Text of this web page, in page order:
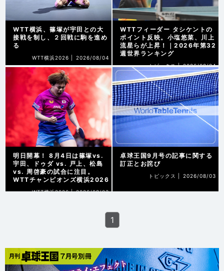
WTT横浜、篠塚が宇田との大
接戦を制し、２回戦に駒を進め
る
WTT横浜2026 | 2026/08/04
WTTフィーダー タシケントの
ポイント反映。小塩悠菜、川上
流星らが上昇！｜2026年第32
週世界ランキング
トピックス | 2026/08/04
明日開幕！ 8月4日は篠塚vs.
宇田、ドゥダ vs. 戸上、松島
vs. 周啓豪の試合に注目。
WTTチャンピオンズ横浜2026
WTT横浜2026 | 2026/08/03
卓球王国9月号の記事に関する
訂正とお詫び
トピックス | 2026/08/03
1